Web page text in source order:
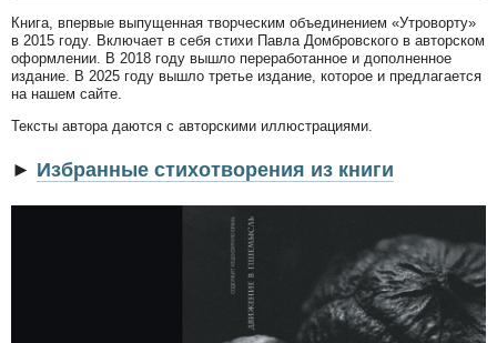
Книга, впервые выпущенная творческим объединением «Утроворту»
в 2015 году. Включает в себя стихи Павла Домбровского в авторском
оформлении. В 2018 году вышло переработанное и дополненное
издание. В 2025 году вышло третье издание, которое и предлагается
на нашем сайте.
Тексты автора даются с авторскими иллюстрациями.
► Избранные стихотворения из книги